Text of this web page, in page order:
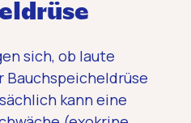
sich, ob laute
Bauchspeicheldrüse
kann eine